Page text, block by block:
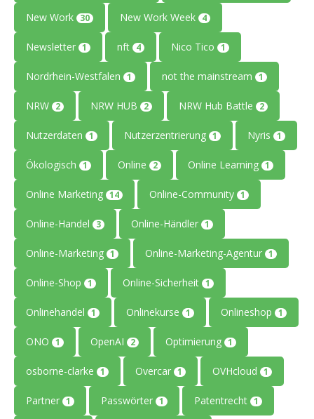
New Work 30 New Work Week 4
Newsletter 1 nft 4 Nico Tico 1
Nordrhein-Westfalen 1 not the mainstream 1
NRW 2 NRW HUB 2 NRW Hub Battle 2
Nutzerdaten 1 Nutzerzentrierung 1 Nyris 1
Ökologisch 1 Online 2 Online Learning 1
Online Marketing 14 Online-Community 1
Online-Handel 3 Online-Händler 1
Online-Marketing 1 Online-Marketing-Agentur 1
Online-Shop 1 Online-Sicherheit 1
Onlinehandel 1 Onlinekurse 1 Onlineshop 1
ONO 1 OpenAI 2 Optimierung 1
osborne-clarke 1 Overcar 1 OVHcloud 1
Partner 1 Passwörter 1 Patentrecht 1